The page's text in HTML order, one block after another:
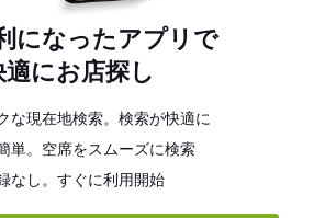
になったアプリで
適にお店探し
な現在地検索。検索が快適に
単。空席をスムーズに検索
なし。すぐに利用開始